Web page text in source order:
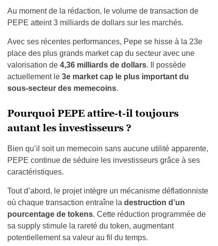
Au moment de la rédaction, le volume de transaction de
PEPE atteint 3 milliards de dollars sur les marchés.
Avec ses récentes performances, Pepe se hisse à la 23e
place des plus grands market cap du secteur avec une
valorisation de 4,36 milliards de dollars. Il possède
actuellement le 3e market cap le plus important du
sous-secteur des memecoins.
Pourquoi PEPE attire-t-il toujours
autant les investisseurs ?
Bien qu’il soit un memecoin sans aucune utilité apparente,
PEPE continue de séduire les investisseurs grâce à ses
caractéristiques.
Tout d’abord, le projet intègre un mécanisme déflationniste
où chaque transaction entraîne la destruction d’un
pourcentage de tokens. Cette réduction programmée de
sa supply stimule la rareté du token, augmentant
potentiellement sa valeur au fil du temps.